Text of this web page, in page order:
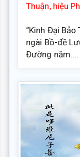
Thuận, hiệu
“Kinh Đại
ngài Bồ-đề
Đường